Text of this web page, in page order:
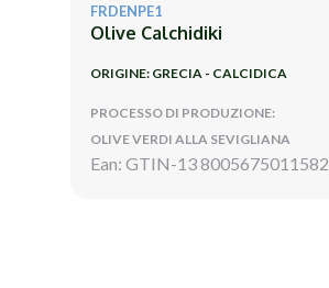
FRDENPE1
Olive Calchidiki
ORIGINE: GRECIA - CALCIDICA
PROCESSO DI PRODUZIONE:
OLIVE VERDI ALLA SEVIGLIANA
Ean: GTIN-13 8005675011582